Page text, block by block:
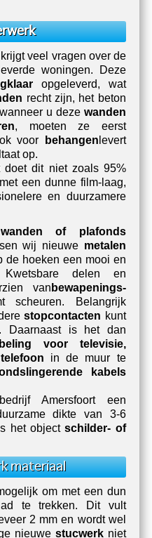
veel vragen over de
woningen. Deze
opgeleverd, wat
recht zijn, het beton
u deze wanden
, moeten ze eerst
voor behangen levert
op.
doet dit niet zoals 95%
met een dunne film-laag,
en duurzamere
wanden of plafonds
wij nieuwe metalen
de hoeken een mooi en
delen en
van bewapenings-
scheuren. Belangrijk
stopcontacten kunt
Daarnaast is het dan
voor televisie,
in de muur te
kabels
Amersfoorteen
dikte van 3-6
het objectschilder- of
materiaal
om met een dun
te trekken. Dit vult
2 mm en wordt wel
nieuwe stucwerkniet